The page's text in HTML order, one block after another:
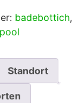
badebottich,
Standort